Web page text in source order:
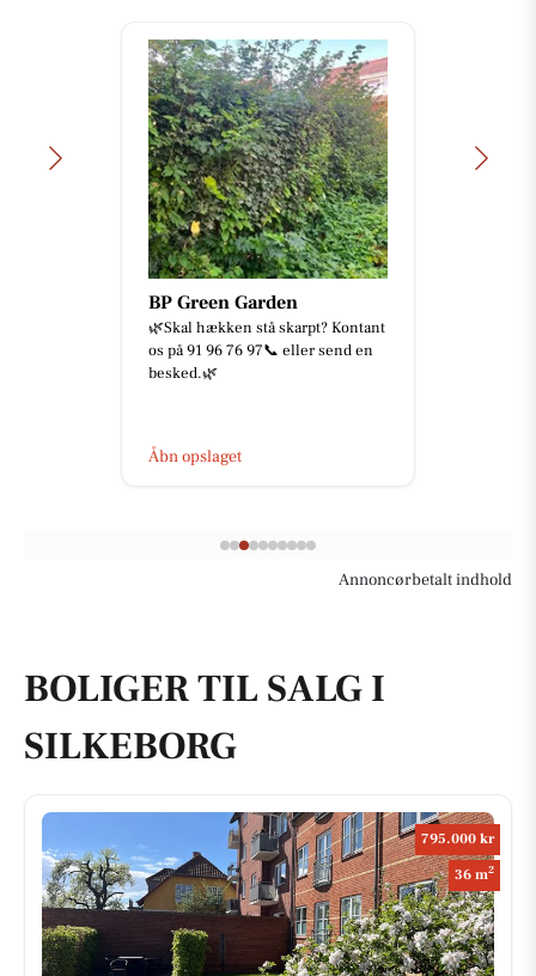
BP Green Garden
🌿Skal hækken stå skarpt? Kontant
os på 91 96 76 97📞 eller send en
besked.🌿
Åbn opslaget
Annoncørbetalt indhold
BOLIGER TIL SALG I
SILKEBORG
795.000 kr
36 m2